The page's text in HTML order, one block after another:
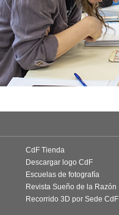
CdF Tienda
Descargar logo CdF
Escuelas de fotografía
Revista Sueño de la Razón
Recorrido 3D por Sede CdF